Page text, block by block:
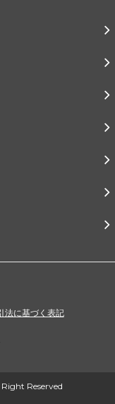
法に基づく表記
Reserved